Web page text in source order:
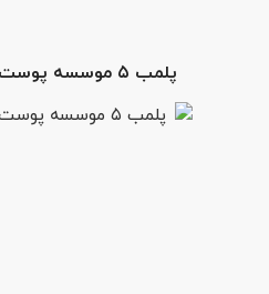
پلمب ۵ موسسه پوست و زیبایی در رشت